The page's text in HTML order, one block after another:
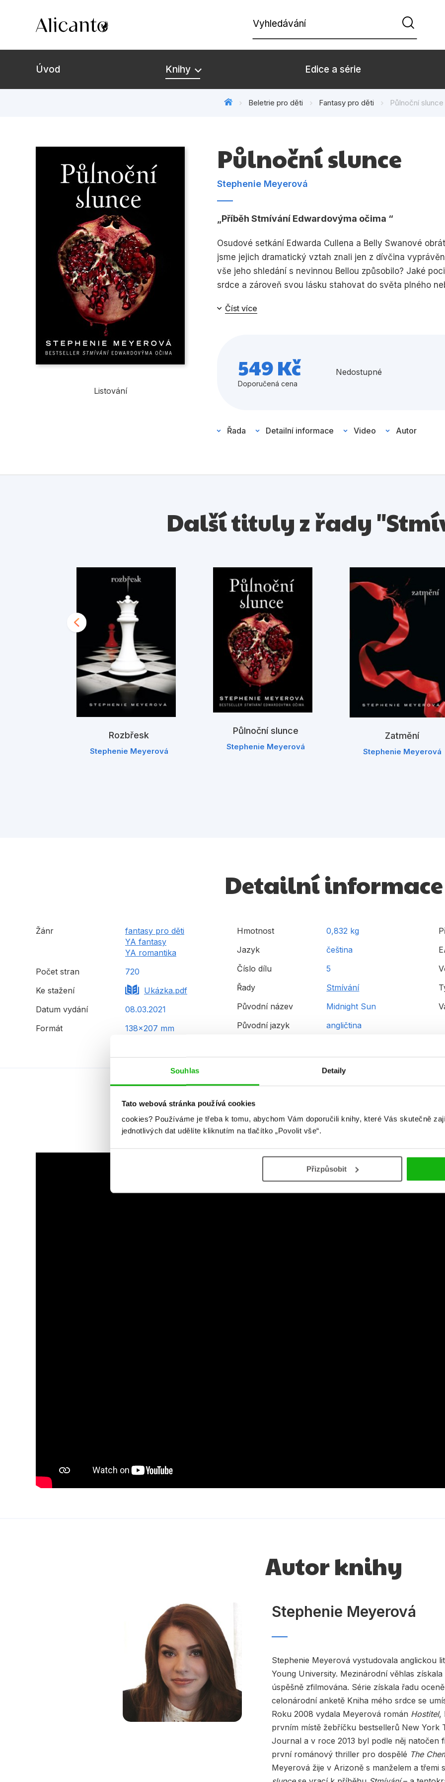
Souhlas Detaily
Tato webová stránka používá cookies
cookies? Používáme je třeba k tomu, abychom Vám doporučili knihy, které Vás skutečně
jednotlivých dat udělíte kliknutím na tlačítko „Povolit vše“.
Přizpůsobit
Vyhledávání
Úvod Knihy
Připravujeme
Bestsellery
Tipy redakce
Beletrie pro děti Beletrie pro
Kalendáře
Příroda a
Umění a kultura Výchova a
Zdraví a životní styl
Edice a série
Beletrie pro děti Fantasy pro děti Půlnoční slunce
Listování
Půlnoční slunce
Stephenie Meyerová
Příběh Stmívání Edwardovýma očima
Osudové setkání Edwarda Cullena a Belly Swanové
jsme jejich dramatický vztah znali jen z dívčina
vše jeho shledání s nevinnou Bellou způsobilo? Jaké
srdce a zároveň svou lásku stahovat do světa plného
Číst více
549 Kč
Doporučená cena
Nedostupné
Řada Detailní informace Video Autor
Další tituly z řady
Rozbřesk
Stephenie Meyerová
Půlnoční slunce
Stephenie Meyerová
Zatmění
Stephenie Meyerová
Detailní informace
Žánr
fantasy pro děti
YA fantasy
YA romantika
Počet stran
720
Ke stažení
Ukázka.pdf
Datum vydání
08.03.2021
Formát
138x207 mm
Hmotnost
0,832 kg
Jazyk
čeština
Číslo dílu
5
Řady
Stmívání
Původní název
Midnight Sun
Původní jazyk
angličtina
Video
Autor knihy
Stephenie Meyerová
Stephenie Meyerová vystudovala anglickou
Young University. Mezinárodní věhlas získala
úspěšně zfilmována. Série získala řadu
celonárodní anketě Kniha mého srdce se
Roku 2008 vydala Meyerová román Hostitel,
prvním místě žebříčku bestsellerů New York
Journal a v roce 2013 byl podle něj natočen
první románový thriller pro dospělé The
Meyerová žije v Arizoně s manželem a třemi